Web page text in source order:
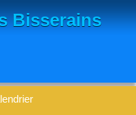
Bisserains